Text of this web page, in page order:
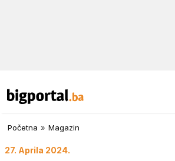
Početna » Magazin
27. Aprila 2024.